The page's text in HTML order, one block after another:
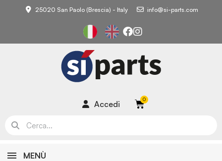
25020 San Paolo (Brescia) - Italy info@si-parts.com
Accedi
MENÙ